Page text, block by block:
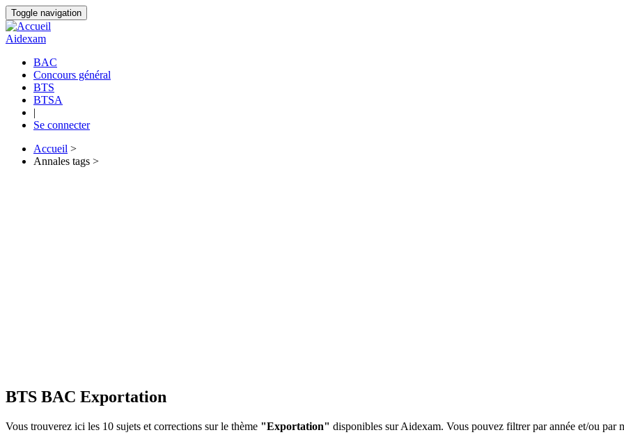
Aller
au
contenu
Toggle navigation
Aidexam
Navigation
principale
BAC
Concours général
BTS
BTSA
|
Se connecter
Fil
Accueil >
Annales tags >
BTS BAC Exportation
Vous trouverez ici les 10 sujets et corrections sur le thème "Exportation" disponibles sur Aidexam. Vous pouvez filtrer par année et/ou par